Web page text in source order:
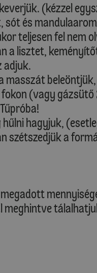
(kézzel
és
teljesen fel nem
a lisztet,
adjuk.
masszát
(vagy
hagyjuk,
szétszedjük a
meghintve